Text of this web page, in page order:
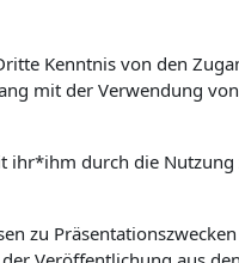
Kenntnis von den
mit der Verwendung
ihr*ihm durch die Nutzung
zu